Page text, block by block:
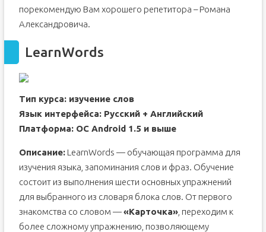
порекомендую Вам хорошего репетитора – Романа
Александровича.
LearnWords
Тип курса: изучение слов
Язык интерфейса: Русский + Английский
Платформа: ОС Android 1.5 и выше
Описание:LearnWords — обучающая программа для
изучения языка, запоминания слов и фраз. Обучение
состоит из выполнения шести основных упражнений
для выбранного из словаря блока слов. От первого
знакомства со словом —«Карточка», переходим к
более сложному упражнению, позволяющему